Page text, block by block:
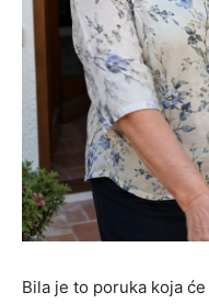
Bila je to poruka koja